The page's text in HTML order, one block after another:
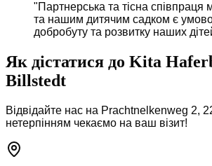
"Партнерська та тісна співпраця
та нашим дитячим садком є
добробуту та розвитку наших
Як дістатися до Kita
Billstedt
Відвідайте нас на Prachtnelkenweg 2,
нетерпінням чекаємо на ваш візит!